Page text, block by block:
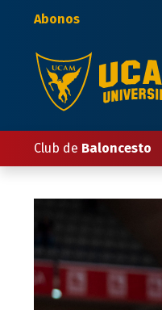
principal
Abonos
Club de Baloncesto